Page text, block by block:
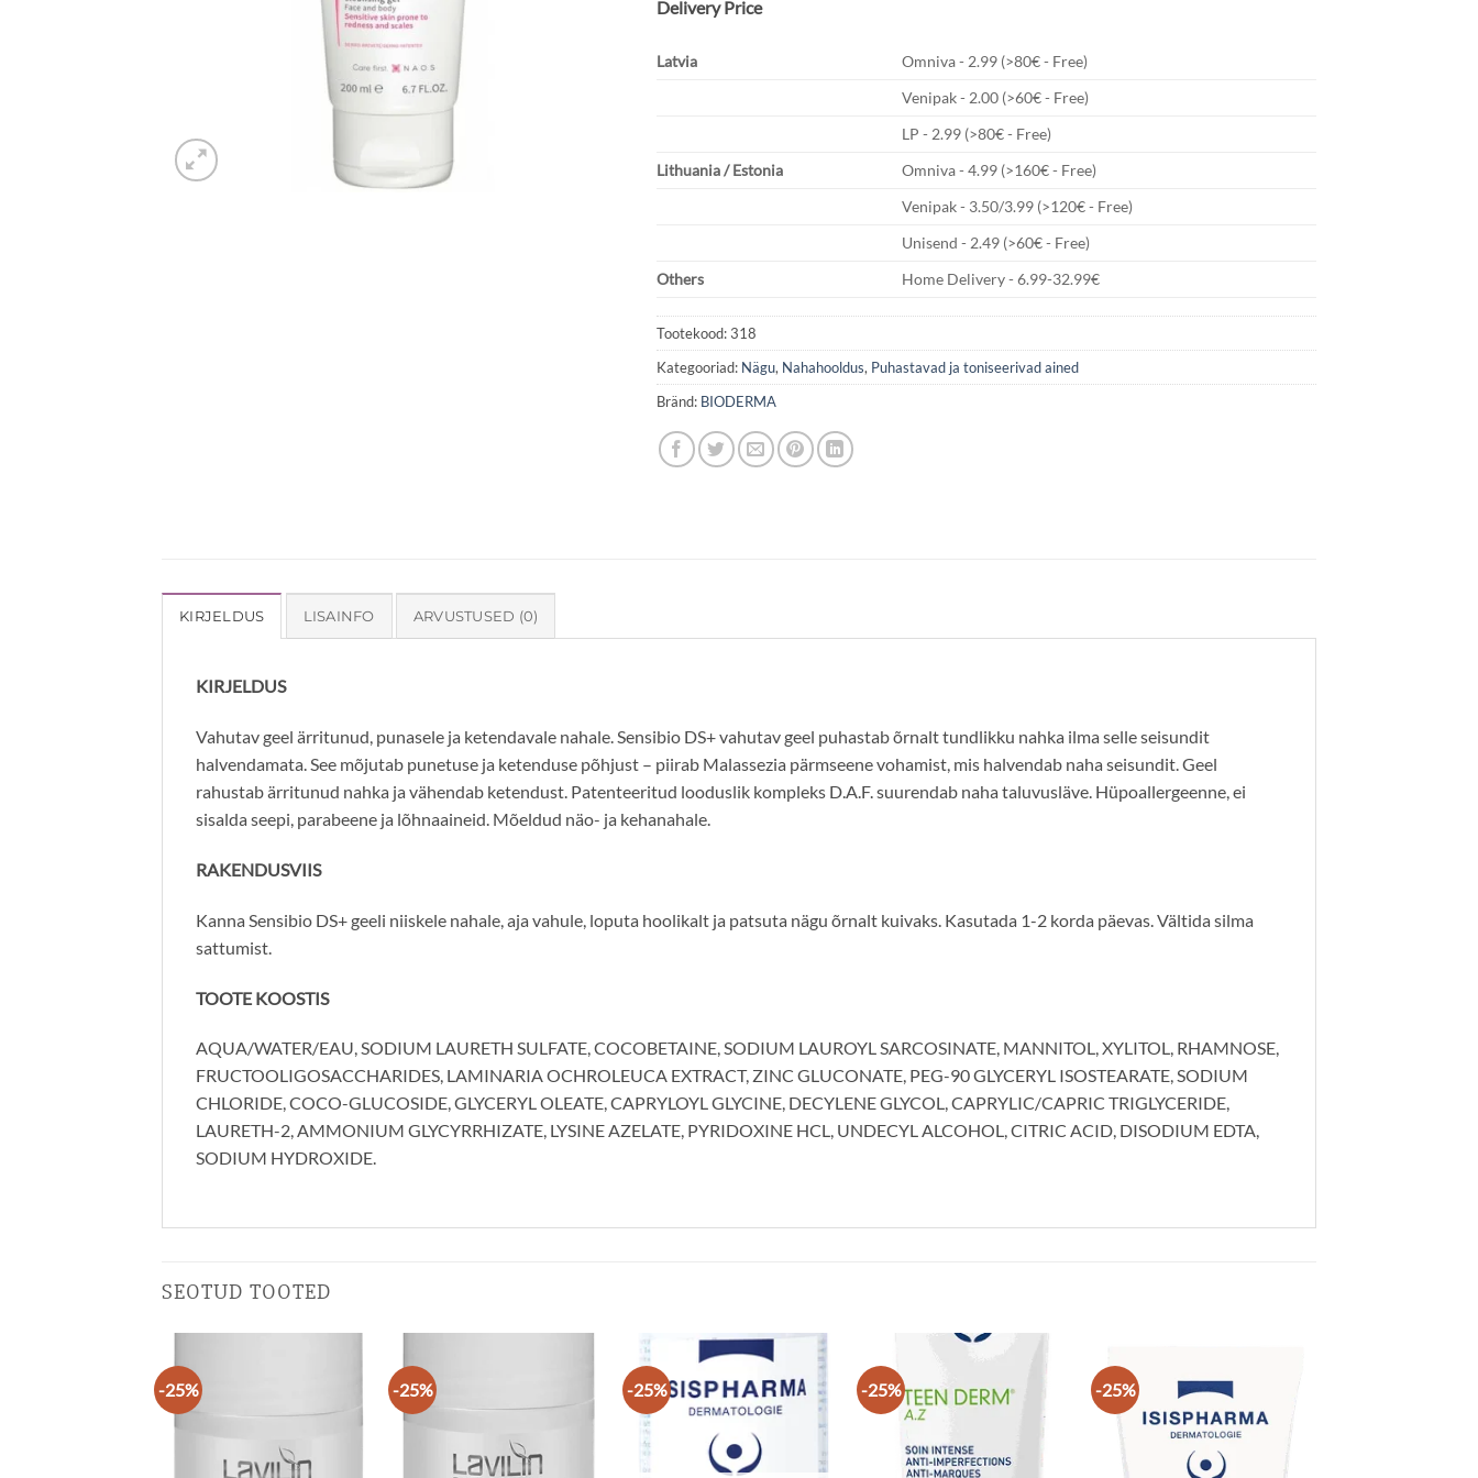
Delivery Price
Latvia
Omniva - 2.99 (>80€ - Free)
Venipak - 2.00 (>60€ - Free)
LP - 2.99 (>80€ - Free)
Lithuania / Estonia
Omniva - 4.99 (>160€ - Free)
Venipak - 3.50/3.99 (>120€ - Free)
Unisend - 2.49 (>60€ - Free)
Others
Home Delivery - 6.99-32.99€
Tootekood:318
Kategooriad: Nägu, Nahahooldus, Puhastavad ja toniseerivad ained
Bränd: BIODERMA
KIRJELDUS LISAINFO ARVUSTUSED (0)
KIRJELDUS
Vahutav geel ärritunud, punasele ja ketendavale nahale. Sensibio DS+ vahutav geel puhastab õrnalt tundlikku nahka ilma selle seisundit
halvendamata. See mõjutab punetuse ja ketenduse põhjust – piirab Malassezia pärmseene vohamist, mis halvendab naha seisundit. Geel
rahustab ärritunud nahka ja vähendab ketendust. Patenteeritud looduslik kompleks D.A.F. suurendab naha taluvusläve. Hüpoallergeenne, ei
sisalda seepi, parabeene ja lõhnaaineid. Mõeldud näo- ja kehanahale.
RAKENDUSVIIS
Kanna Sensibio DS+ geeli niiskele nahale, aja vahule, loputa hoolikalt ja patsuta nägu õrnalt kuivaks. Kasutada 1-2 korda päevas. Vältida silma
sattumist.
TOOTE KOOSTIS
AQUA/WATER/EAU, SODIUM LAURETH SULFATE, COCOBETAINE, SODIUM LAUROYL SARCOSINATE, MANNITOL, XYLITOL, RHAMNOSE,
FRUCTOOLIGOSACCHARIDES, LAMINARIA OCHROLEUCA EXTRACT, ZINC GLUCONATE, PEG-90 GLYCERYL ISOSTEARATE, SODIUM
CHLORIDE, COCO-GLUCOSIDE, GLYCERYL OLEATE, CAPRYLOYL GLYCINE, DECYLENE GLYCOL, CAPRYLIC/CAPRIC TRIGLYCERIDE,
LAURETH-2, AMMONIUM GLYCYRRHIZATE, LYSINE AZELATE, PYRIDOXINE HCL, UNDECYL ALCOHOL, CITRIC ACID, DISODIUM EDTA,
SODIUM HYDROXIDE.
SEOTUD TOOTED
-25% -25% -25% -25% -25%